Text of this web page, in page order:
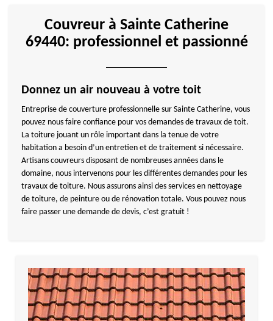
Couvreur à Sainte Catherine
69440: professionnel et passionné
Donnez un air nouveau à votre toit
Entreprise de couverture professionnelle sur Sainte Catherine, vous
pouvez nous faire confiance pour vos demandes de travaux de toit.
La toiture jouant un rôle important dans la tenue de votre
habitation a besoin d’un entretien et de traitement si nécessaire.
Artisans couvreurs disposant de nombreuses années dans le
domaine, nous intervenons pour les différentes demandes pour les
travaux de toiture. Nous assurons ainsi des services en nettoyage
de toiture, de peinture ou de rénovation totale. Vous pouvez nous
faire passer une demande de devis, c’est gratuit !